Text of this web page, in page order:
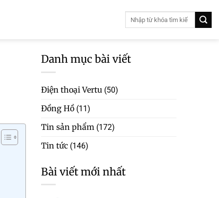
Danh mục bài viết
Điện thoại Vertu (50)
Đồng Hồ(11)
Tin sản phẩm (172)
Tin tức(146)
Bài viết mới nhất